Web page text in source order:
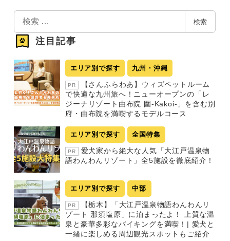
索
検索
注目記事
エリア別で探す 九州・沖縄
PR
【さんふらわあ】ウィズペットルーム
で快適な九州旅へ！ニューオープンの「レ
ジーナリゾート由布院 圍-Kakoi-」を含む別
府・由布院を満喫するモデルコース
エリア別で探す 全国特集
PR
愛犬家から絶大な人気「大江戸温泉物
語わんわんリゾート」全5施設を徹底紹介！
エリア別で探す 中部
PR
【栃木】「大江戸温泉物語わんわんリ
ゾート 那須塩原」に泊まったよ！ 上質な温
泉と豪華多彩なバイキングを満喫！| 愛犬と
一緒に楽しめる周辺観光スポットもご紹介